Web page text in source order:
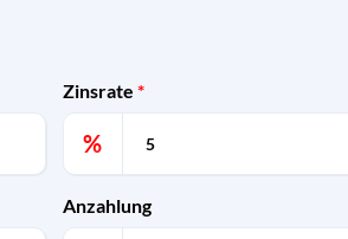
Zinsrate *
%
Anzahlung